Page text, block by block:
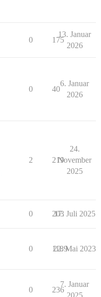
0 175
13. Januar
2026
0 40
6. Januar
2026
2 219
24.
November
2025
0 203
17. Juli 2025
0 1189
22. Mai 2023
0 236
7. Januar
2025